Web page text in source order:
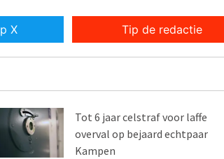
X Tip de redactie
Tot 6 jaar celstraf voor laffe
overval op bejaard echtpaar
Kampen